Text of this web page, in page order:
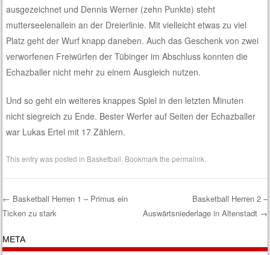
ausgezeichnet und Dennis Werner (zehn Punkte) steht
mutterseelenallein an der Dreierlinie. Mit vielleicht etwas zu viel
Platz geht der Wurf knapp daneben. Auch das Geschenk von zwei
verworfenen Freiwürfen der Tübinger im Abschluss konnten die
Echazballer nicht mehr zu einem Ausgleich nutzen.
Und so geht ein weiteres knappes Spiel in den letzten Minuten
nicht siegreich zu Ende. Bester Werfer auf Seiten der Echazballer
war Lukas Ertel mit 17 Zählern.
This entry was posted in Basketball . Bookmark thepermalink
Post navigation
← Basketball Herren 1 – Primus ein
Ticken zu stark
Basketball Herren 2 –
Auswärtsniederlage in Altenstadt →
META